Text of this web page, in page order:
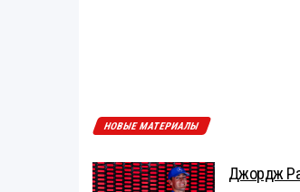
НОВЫЕ МАТЕРИАЛЫ
Джордж